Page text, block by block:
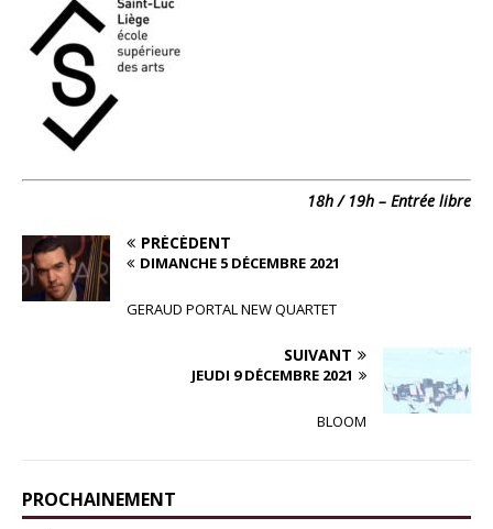
18h / 19h – Entrée libre
PRÉCÉDENT
DIMANCHE 5 DÉCEMBRE 2021
GERAUD PORTAL NEW QUARTET
SUIVANT
JEUDI 9 DÉCEMBRE 2021
BLOOM
PROCHAINEMENT